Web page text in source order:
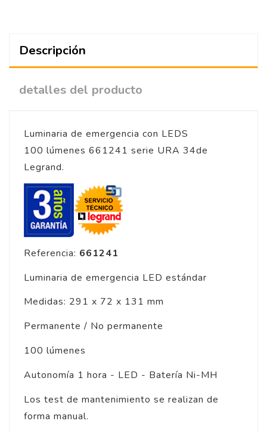
Descripción
detalles del producto
Luminaria de emergencia con LEDS
100 lúmenes 661241 serie URA 34de
Legrand.
Referencia: 661241
Luminaria de emergencia LED estándar
Medidas: 291 x 72 x 131 mm
Permanente / No permanente
100 lúmenes
Autonomía 1 hora - LED - Batería Ni-MH
Los test de mantenimiento se realizan de
forma manual.